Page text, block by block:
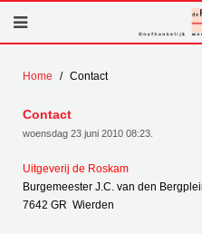
Home Contact
Contact
woensdag 23 juni 2010 08:23
Uitgeverij de Roskam
Burgemeester J.C. van den
7642 GR Wierden